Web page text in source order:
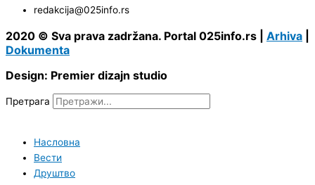
redakcija@025info.rs
2020 © Sva prava zadržana. Portal 025info.rs | Arhiva
Dokumenta
Design: Premier dizajn studio
Претрага
Насловна
Вести
Друштво